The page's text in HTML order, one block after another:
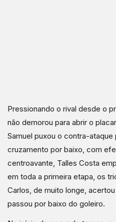
Pressionando o rival desde o
não demorou para abrir o
Samuel puxou o contra-
cruzamento por baixo, com
centroavante, Talles Costa
em toda a primeira etapa, os
Carlos, de muito longe,
passou por baixo do goleiro.